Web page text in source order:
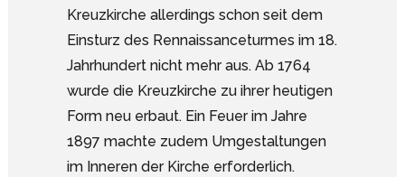
Kreuzkirche allerdings schon seit dem
Einsturz des Rennaissanceturmes im 18.
Jahrhundert nicht mehr aus. Ab 1764
wurde die Kreuzkirche zu ihrer heutigen
Form neu erbaut. Ein Feuer im Jahre
1897 machte zudem Umgestaltungen
im Inneren der Kirche erforderlich.